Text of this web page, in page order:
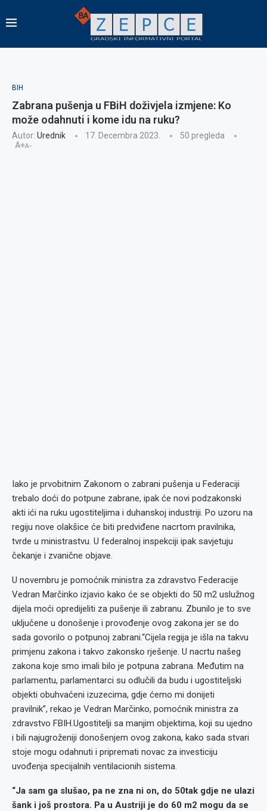
BIH
Zabrana pušenja u FBiH doživjela izmjene: Ko
može odahnuti i kome idu na ruku?
Autor: Urednik 17. Decembra 2023. 50 pregleda
A+A-
Iako je prvobitnim Zakonom o zabrani pušenja u Federaciji
trebalo doći do potpune zabrane, ipak će novi podzakonski
akti ići na ruku ugostiteljima i duhanskoj industriji. Po uzoru na
regiju nove olakšice će biti predviđene nacrtom pravilnika,
tvrde u ministrastvu. U federalnoj inspekciji ipak savjetuju
čekanje i zvanične objave.
U novembru je pomoćnik ministra za zdravstvo Federacije
Vedran Marčinko izjavio kako će se objekti do 50 m2 uslužnog
dijela moći opredijeliti za pušenje ili zabranu. Zbunilo je to sve
uključene u donošenje i provođenje ovog zakona jer se do
sada govorilo o potpunoj zabrani.“Cijela regija je išla na takvu
primjenu zakona i takvo zakonsko rješenje. U nacrtu našeg
zakona koje smo imali bilo je potpuna zabrana. Međutim na
parlamentu, parlamentarci su odlučili da budu i ugostiteljski
objekti obuhvaćeni izuzecima, gdje ćemo mi donijeti
pravilnik”, rekao je Vedran Marčinko, pomoćnik ministra za
zdravstvo FBIH.Ugostitelji sa manjim objektima, koji su ujedno
i bili najugroženiji donošenjem ovog zakona, kako sada stvari
stoje mogu odahnuti i pripremati novac za investiciju
uvođenja specijalnih ventilacionih sistema.
“Ja sam ga slušao, pa ne zna ni on, do 50tak gdje ne ulazi
šank i još prostora. Pa u Austriji je do 60 m2 mogu da se